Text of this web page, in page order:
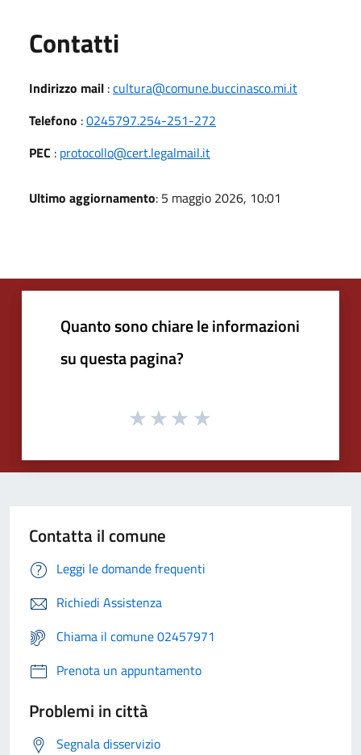
Contatti
Indirizzo mail :cultura@comune.buccinasco.mi.it
Telefono :0245797.254-251-272
PEC : protocollo@cert.legalmail.it
Ultimo aggiornamento: 5 maggio 2026, 10:01
Quanto sono chiare le informazioni
su questa pagina?
Contatta il comune
Leggi le domande frequenti
Richiedi Assistenza
Chiama il comune 02457971
Prenota un appuntamento
Problemi in città
Segnala disservizio